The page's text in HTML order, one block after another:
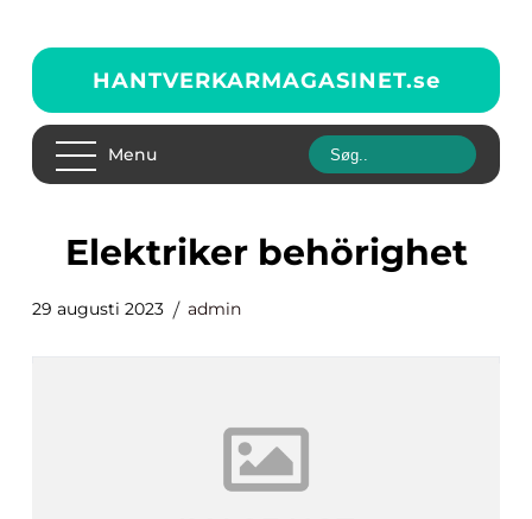
HANTVERKARMAGASINET.se
Menu
elektriker behörighet
29 augusti 2023 admin